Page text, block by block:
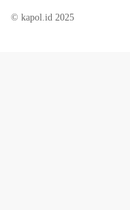
© kapol.id 2025